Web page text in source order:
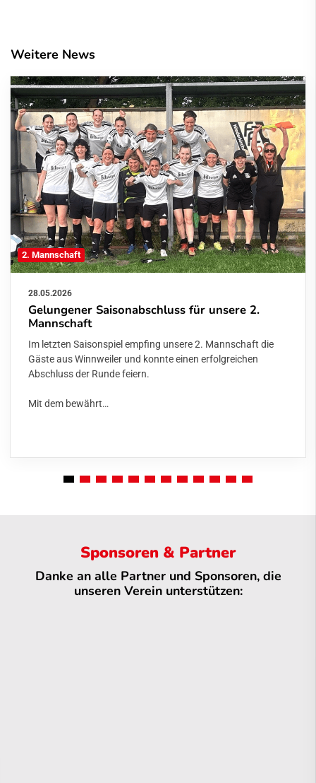
Weitere News
2. Mannschaft
28.05.2026
Gelungener Saisonabschluss für unsere 2.
Mannschaft
Im letzten Saisonspiel empfing unsere 2. Mannschaft die
Gäste aus Winnweiler und konnte einen erfolgreichen
Abschluss der Runde feiern.
Mit dem bewährt…
Sponsoren & Partner
Danke an alle Partner und Sponsoren, die
unseren Verein unterstützen: